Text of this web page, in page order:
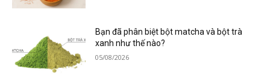
Bạn đã phân biệt bột matcha và bột trà
xanh như thế nào?
05/08/2026